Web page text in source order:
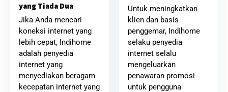
yang Tiada Dua
Jika Anda mencari
koneksi internet yang
lebih cepat, Indihome
adalah penyedia
internet yang
menyediakan beragam
kecepatan internet yang
Untuk meningkatkan
klien dan basis
penggemar, Indihome
selaku penyedia
internet selalu
mengeluarkan
penawaran promosi
untuk pengguna